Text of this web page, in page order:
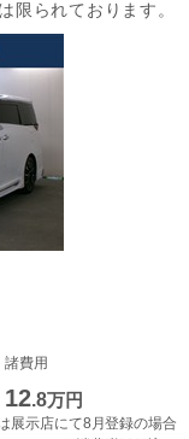
限られております。
諸費用
12.8万円
展示店にて8月登録の場合